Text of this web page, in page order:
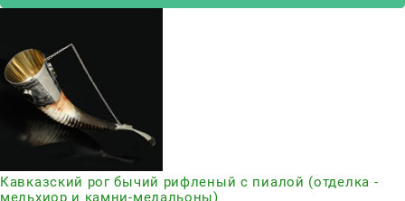
Кавказский рог бычий рифленый с пиалой (отделка -
мельхиор и камни-медальоны)